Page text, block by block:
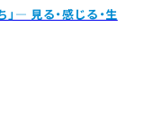
」― 見る・感じる・生